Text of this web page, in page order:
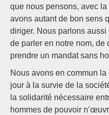
que nous pensons, avec
avons autant de bon sens
diriger. Nous parlons
de parler en notre nom, de
prendre un mandat sans
Nous avons en commun
jour à la survie de la
la solidarité nécessaire
hommes de pouvoir